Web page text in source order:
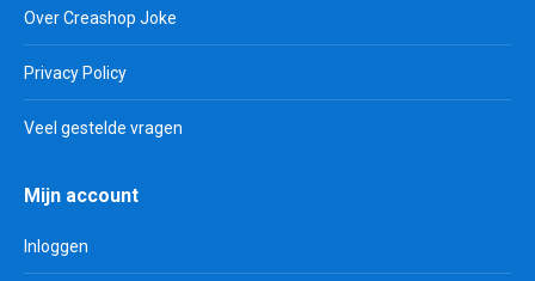
Over Creashop Joke
Privacy Policy
Veel gestelde vragen
Mijn account
Inloggen